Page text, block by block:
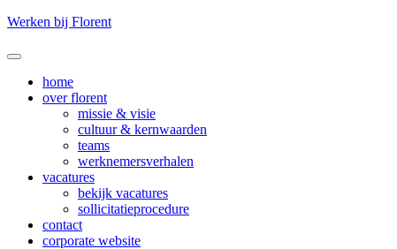
Werken bij Florent
Header
Rechts
home
over florent
missie & visie
cultuur & kernwaarden
teams
werknemersverhalen
vacatures
bekijk vacatures
sollicitatieprocedure
contact
corporate website